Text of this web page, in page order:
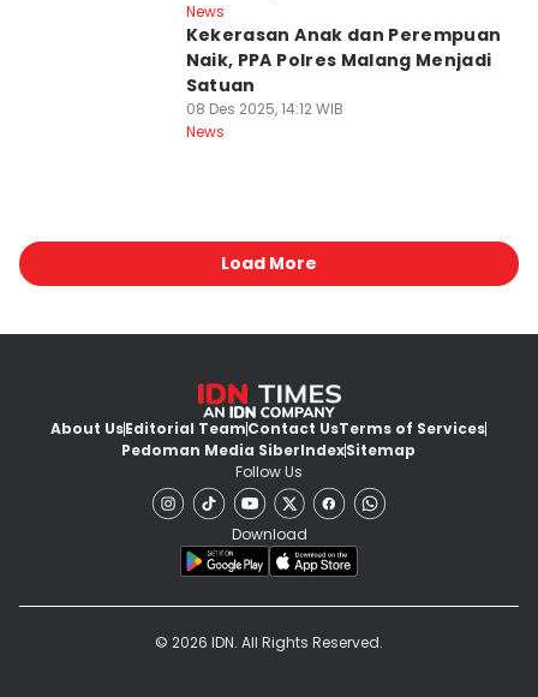
News
Kekerasan Anak dan Perempuan
Naik, PPA Polres Malang Menjadi
Satuan
08 Des 2025, 14:12 WIB
News
Load More
About UsEditorial TeamContact UsTerms of Services
Pedoman Media SiberIndexSitemap
Follow Us
Download
© 2026 IDN. All Rights Reserved.